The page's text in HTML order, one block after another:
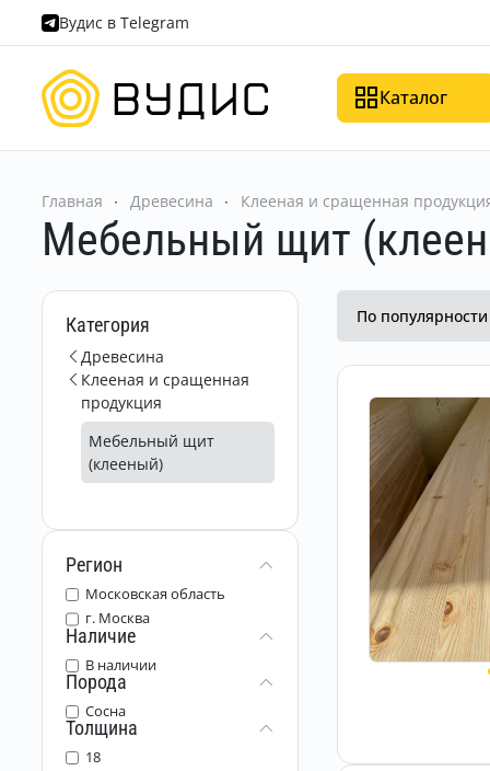
Вудис в Telegram
Каталог
Главная Древесина Клееная и сращенная
Мебельный щит
Категория
Древесина
Клееная и сращенная
продукция
Мебельный щит
(клееный)
Регион
Московская область
г. Москва
Наличие
В наличии
Порода
Сосна
Толщина
18
По